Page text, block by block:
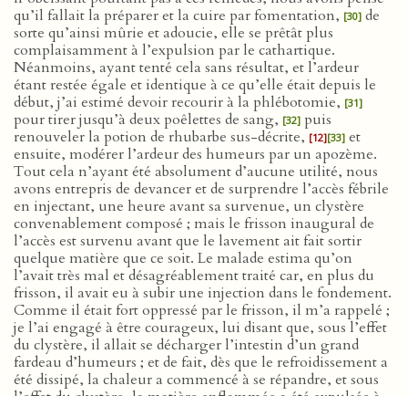
qu’il fallait la préparer et la cuire par fomentation, [30] de
sorte qu’ainsi mûrie et adoucie, elle se prêtât plus
complaisamment à l’expulsion par le cathartique.
Néanmoins, ayant tenté cela sans résultat, et l’ardeur
étant restée égale et identique à ce qu’elle était depuis le
début, j’ai estimé devoir recourir à la phlébotomie, [31]
pour tirer jusqu’à deux poêlettes de sang, [32] puis
renouveler la potion de rhubarbe sus-décrite, [12][33] et
ensuite, modérer l’ardeur des humeurs par un apozème.
Tout cela n’ayant été absolument d’aucune utilité, nous
avons entrepris de devancer et de surprendre l’accès fébrile
en injectant, une heure avant sa survenue, un clystère
convenablement composé ; mais le frisson inaugural de
l’accès est survenu avant que le lavement ait fait sortir
quelque matière que ce soit. Le malade estima qu’on
l’avait très mal et désagréablement traité car, en plus du
frisson, il avait eu à subir une injection dans le fondement.
Comme il était fort oppressé par le frisson, il m’a rappelé ;
je l’ai engagé à être courageux, lui disant que, sous l’effet
du clystère, il allait se décharger l’intestin d’un grand
fardeau d’humeurs ; et de fait, dès que le refroidissement a
été dissipé, la chaleur a commencé à se répandre, et sous